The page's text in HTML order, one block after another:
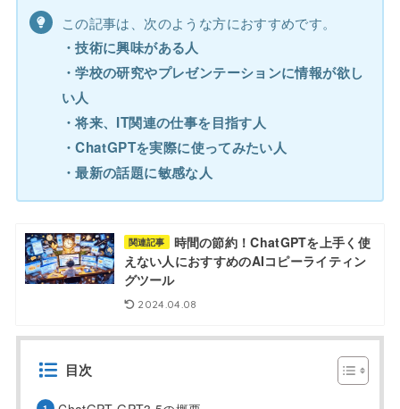
この記事は、次のような方におすすめです。
・技術に興味がある人
・学校の研究やプレゼンテーションに情報が欲し
い人
・将来、IT関連の仕事を目指す人
・ChatGPTを実際に使ってみたい人
・最新の話題に敏感な人
関連記事
時間の節約！ChatGPTを上手く使
えない人におすすめのAIコピーライティン
グツール
2024.04.08
目次